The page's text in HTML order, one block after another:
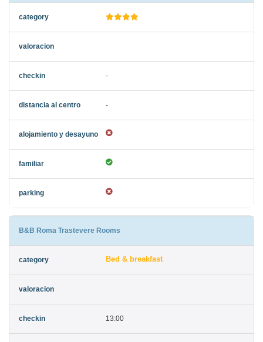
-
-
B&B Roma Trastevere Rooms
Bed & breakfast
13:00